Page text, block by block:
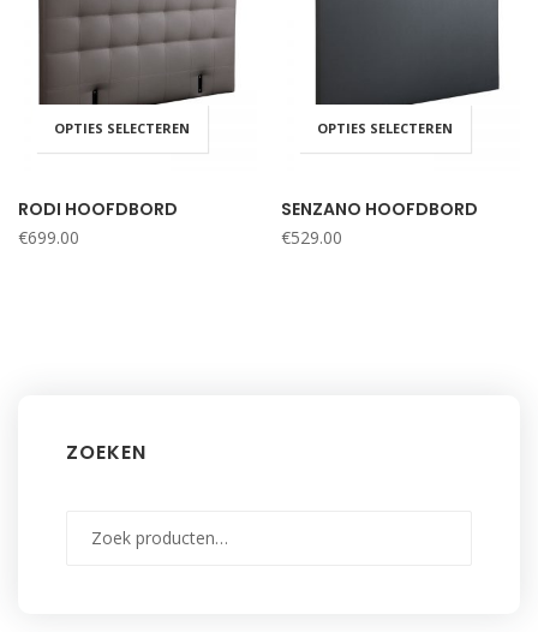
OPTIES SELECTEREN
RODI HOOFDBORD
€699.00
OPTIES SELECTEREN
SENZANO HOOFDBORD
€529.00
ZOEKEN